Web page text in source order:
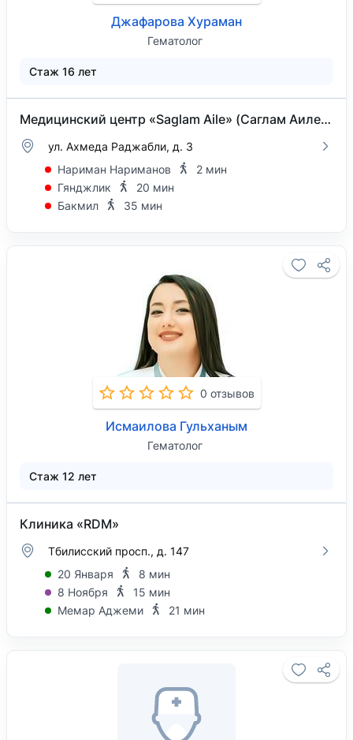
Джафарова Хураман
Гематолог
Стаж 16 лет
Медицинский центр «Saglam Aile» (Саглам Аиле) на Ахмеда Раджабли
ул. Ахмеда Раджабли, д. 3
Нариман Нариманов
2 мин
Гянджлик
20 мин
Бакмил
35 мин
0 отзывов
Исмаилова Гульханым
Гематолог
Стаж 12 лет
Клиника «RDM»
Тбилисский просп., д. 147
20 Января
8 мин
8 Ноября
15 мин
Мемар Аджеми
21 мин